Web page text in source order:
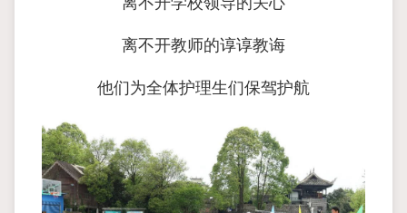
离不开教师的谆谆教诲
他们为全体护理生们保驾护航